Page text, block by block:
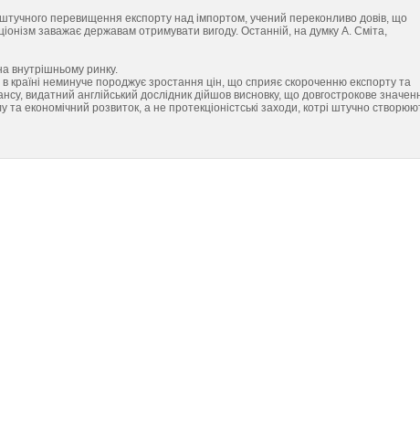
перевищення експорту над імпортом, учений переконливо довів, що
заважає державам отримувати вигоду. Останній, на думку А. Сміта,
внутрішньому ринку.
країні неминуче породжує зростання цін, що сприяє скороченню експорту та
видатний англійський дослідник дійшов висновку, що довгострокове
економічний розвиток, а не протекціоністські заходи, котрі штучно